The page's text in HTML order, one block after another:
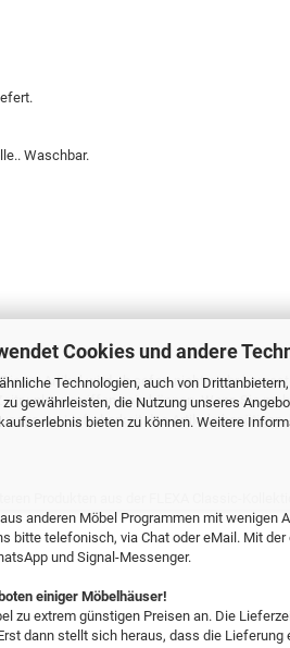
Cookies und andere
Technologien, auch von
gewährleisten, die Nutzung unseres
bieten zu können. Weitere
Waschbar.
Artikel wird ab sofort nicht mehr
vergriffen sein können. Wenn Sie
zur Lieferbarkeit des Artikels
Produkten aus der FLEXA Classic-
anderen Möbel Programmen mit wenigen
bitte telefonisch, via Chat oder eMail. Mit der
und Signal-Messenger.
einiger Möbelhäuser!
zu extrem günstigen Preisen an. Die
dann stellt sich heraus, dass die Lieferung